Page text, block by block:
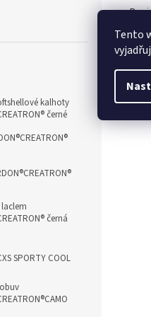
Tento
kalhoty
černé
černá
SPORTY COOL